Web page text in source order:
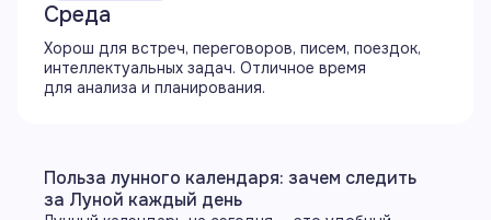
Среда
Хорош для встреч, переговоров, писем, поездок,
интеллектуальных задач. Отличное время
для анализа и планирования.
Польза лунного календаря: зачем следить
за Луной каждый день